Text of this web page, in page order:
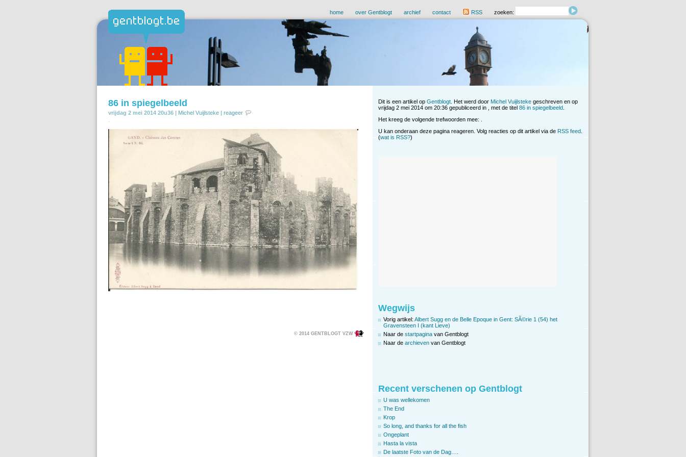
home over Gentblogt archief contact RSS zoeken:
86 in spiegelbeeld
vrijdag 2 mei 2014 20u36 | Michel Vuijlsteke | reageer
© 2014 GENTBLOGT VZW
Dit is een artikel op Gentblogt . Het werd door Michel Vuijlsteke geschreven en op
vrijdag 2 mei 2014 om 20:36 gepubliceerd in , met de titel 86 in spiegelbeeld
Het kreeg de volgende trefwoorden mee: .
U kan onderaan deze pagina reageren. Volg reacties op dit artikel via de RSS feed.
(wat is RSS?)
Wegwijs
Vorig artikel: Albert Sugg en de Belle Epoque in Gent: SÃ©rie 1 (54) het
Gravensteen I (kant Lieve)
Naar de startpagina van Gentblogt
Naar de archieven van Gentblogt
Recent verschenen op Gentblogt
U was wellekomen
The End
Krop
So long, and thanks for all the fish
Ongeplant
Hasta la vista
De laatste Foto van de Dag….